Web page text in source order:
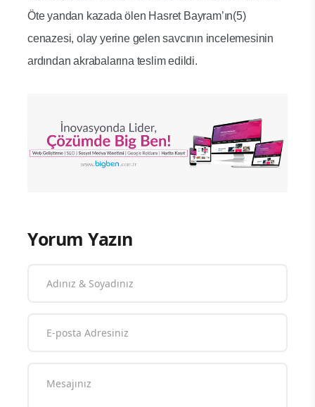
Öte yandan kazada ölen Hasret Bayram’ın(5)
cenazesi, olay yerine gelen savcının incelemesinin
ardından akrabalarına teslim edildi.
Yorum Yazın